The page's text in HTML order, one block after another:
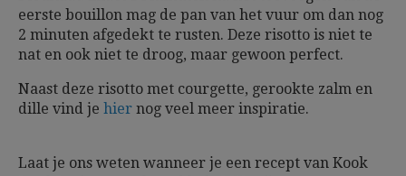
eerste bouillon mag de pan van het vuur om dan nog
2 minuten afgedekt te rusten. Deze risotto is niet te
nat en ook niet te droog, maar gewoon perfect.
Naast deze risotto met courgette, gerookte zalm en
dille vind je hier nog veel meer inspiratie.
Laat je ons weten wanneer je een recept van Kook